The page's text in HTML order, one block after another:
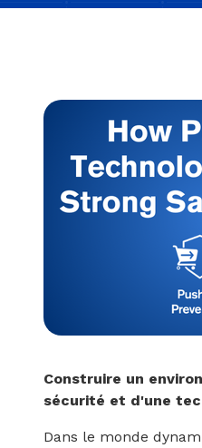
Construire un
sécurité et d'une
Dans le monde